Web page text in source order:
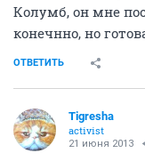
Колумб, он мне
конечнно, но
ОТВЕТИТЬ
Tigresha
activist
21 июня 2013